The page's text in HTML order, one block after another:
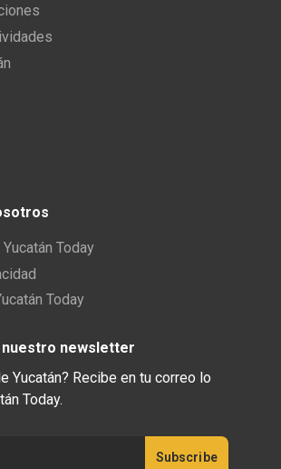
Today
Today
newsletter
Yucatán? Recibe en tu correo lo
Today.